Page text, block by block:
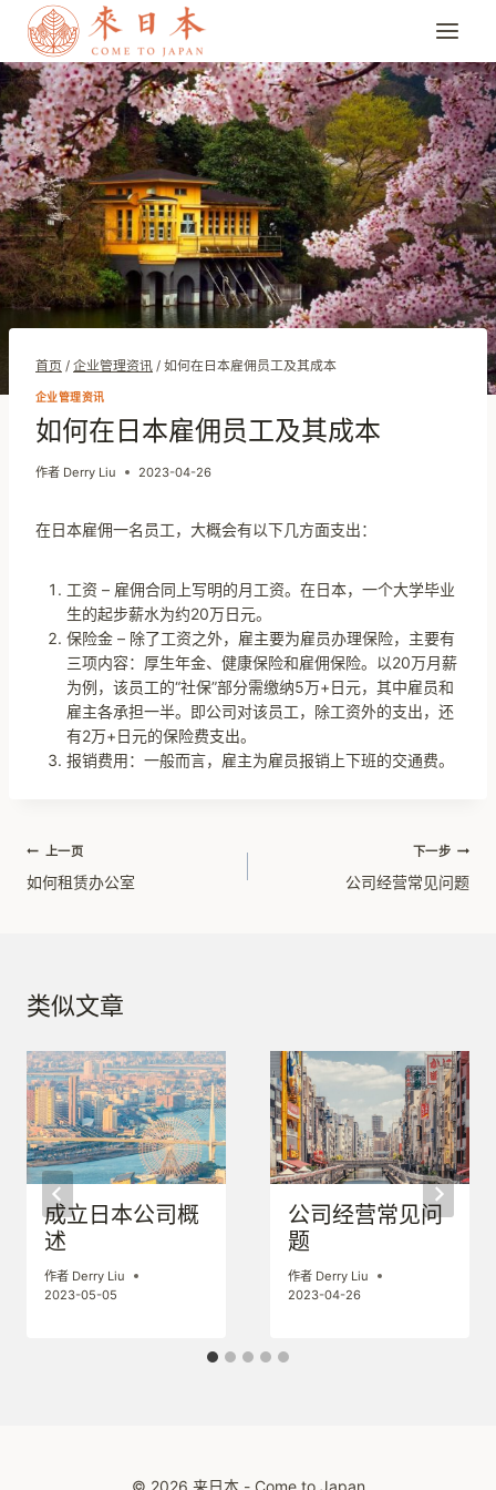
内
容
首页 / 企业管理资讯 / 如何在日本雇佣员工及其成本
企业管理资讯
如何在日本雇佣员工及其成本
作者 Derry Liu 2023-04-26
在日本雇佣一名员工，大概会有以下几方面支出：
工资 – 雇佣合同上写明的月工资。在日本，一个大学毕业
生的起步薪水为约20万日元。
保险金 – 除了工资之外，雇主要为雇员办理保险，主要有
三项内容：厚生年金、健康保险和雇佣保险。以20万月薪
为例，该员工的“社保”部分需缴纳5万+日元，其中雇员和
雇主各承担一半。即公司对该员工，除工资外的支出，还
有2万+日元的保险费支出。
报销费用：一般而言，雇主为雇员报销上下班的交通费。
文
章
上一页
如何租赁办公室
下一步
公司经营常见问题
类似文章
成立日本公司概
述
作者 Derry Liu
2023-05-05
公司经营常见问
题
作者 Derry Liu
2023-04-26
© 2026 来日本 - Come to Japan